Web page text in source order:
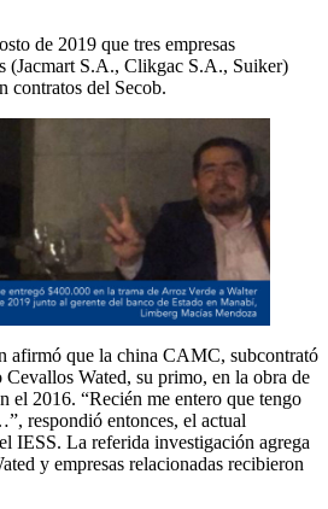
de 2019 que tres empresas
(Jacmart S.A., Clikgac S.A., Suiker)
contratos del Secob.
afirmó que la china CAMC, subcontrató
Wated, su primo, en la obra de
el 2016. “Recién me entero que tengo
respondió entonces, el actual
IESS. La referida investigación agrega
y empresas relacionadas recibieron